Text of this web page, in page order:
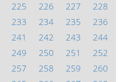
225 226 227
228
233 234 235
236
241 242 243
244
249 250 251
252
257 258 259
260